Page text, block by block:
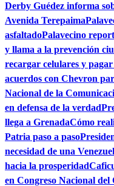
Derby Guédez informa
Avenida Terepaima
asfaltadoPalavecino
y llama a la prevención
recargar celulares y
acuerdos con Chevron
Nacional de la
en defensa de la verdad
llega a GrenadaCómo
Patria paso a paso
necesidad de una
hacia la prosperidad
en Congreso Nacional del